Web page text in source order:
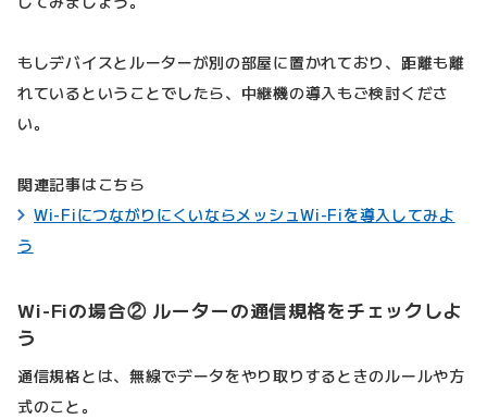
もしデバイスとルーターが別の部屋に置かれており、距離も離
れているということでしたら、中継機の導入もご検討くださ
い。
関連記事はこちら
Wi-FiにつながりにくいならメッシュWi-Fiを導入してみよ
う
Wi-Fiの場合② ルーターの通信規格をチェックしよ
う
通信規格とは、無線でデータをやり取りするときのルールや方
式のこと。